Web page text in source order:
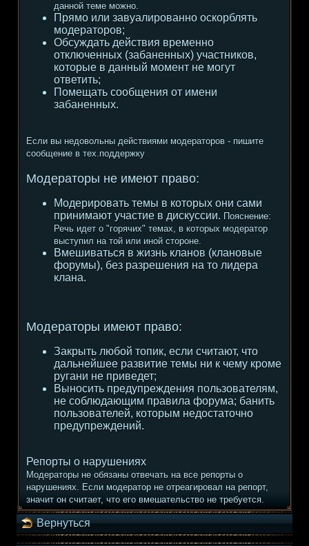
данной теме можно.
Прямо или завуалированно оскорблять
модераторов;
Обсуждать действия временно
отключенных (забаненных) участников,
которые в данный момент не могут
ответить;
Помещать сообщения от имени
забаненных.
Если вы недовольны действиями модераторов - пишите
сообщение в тех.поддержку
Модераторы не имеют право:
Модерировать темы в которых они сами
принимают участие в дискуссии. Пояснение:
Речь идет о "горячих" темах, в которых модератор
выступил на той или иной стороне.
Вмешиваться в жизнь кланов (клановые
форумы), без разрешения на то лидера
клана.
Модераторы имеют право:
Закрыть любой топик, если считают, что
дальнейшее развитие темы ни к чему кроме
ругани не приведет;
Выносить предупреждения пользователям,
не соблюдающим правила форума; банить
пользователей, которым недостаточно
предупреждений.
Репорты о нарушениях
Модераторы не обязаны отвечать на все репорты о
нарушениях. Если модератор не отреагировал на репорт,
значит он считает, что его вмешательство не требуется.
Вернуться